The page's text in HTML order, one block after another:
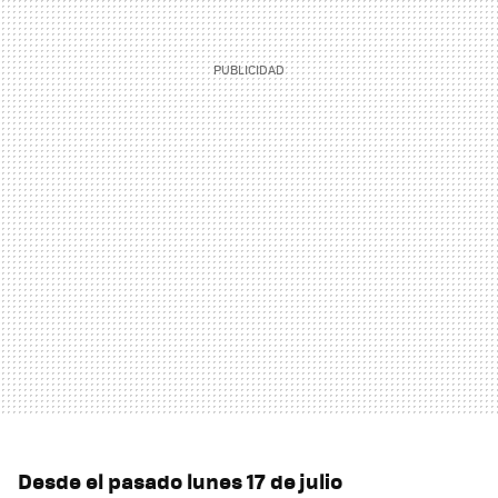
Desde el pasado lunes 17 de julio